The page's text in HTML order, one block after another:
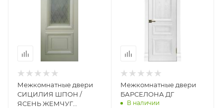
Межкомнатные двери
СИЦИЛИЯ ШПОН /
ЯСЕНЬ ЖЕМЧУГ
Межкомнатные двери
БАРСЕЛОНА ДГ
В наличии